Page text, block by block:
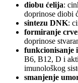
diobu ćelija:
doprinose diobi
sintezu DNK:
formiranje
doprinose
funkcionisanje
B6, B12, D i
imunološkog
smanjenje